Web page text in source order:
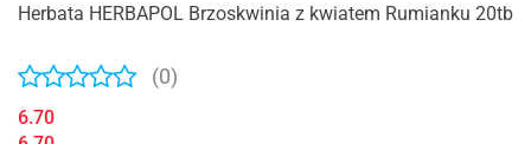
Herbata HERBAPOL Brzoskwinia z kwiatem Rumianku 20tb
(0)
6.70